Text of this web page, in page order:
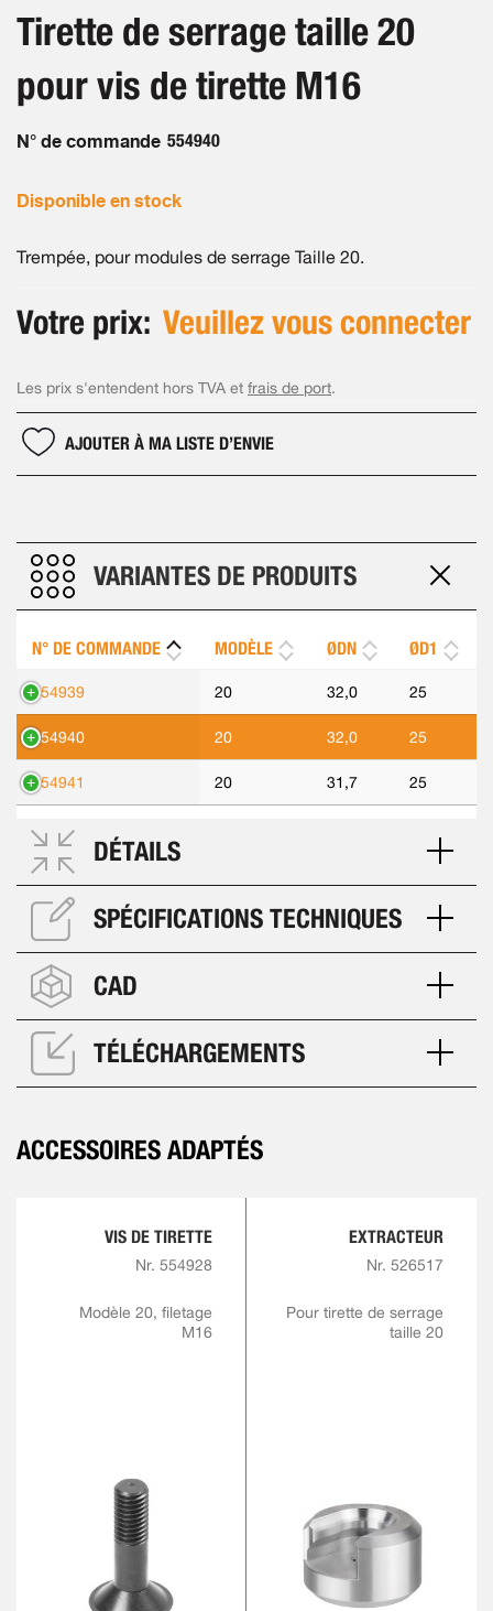
images
gallery
beginning
images
gallery
Tirette de serrage taille 20
pour vis de tirette M16
N° de commande 554940
Disponible en stock
Trempée, pour modules de serrage Taille 20.
Votre prix: Veuillez vous connecter
Les prix s'entendent hors TVA et frais de port.
AJOUTER À MA LISTE D’ENVIE
VARIANTES DE PRODUITS
N° DE COMMANDE MODÈLE ØDN ØD1
554939 20 32,0 25
554940 20 32,0 25
554941 20 31,7 25
DÉTAILS
SPÉCIFICATIONS TECHNIQUES
CAD
TÉLÉCHARGEMENTS
ACCESSOIRES ADAPTÉS
VIS DE TIRETTE
Nr. 554928
Modèle 20, filetage
M16
EXTRACTEUR
Nr. 526517
Pour tirette de serrage
taille 20